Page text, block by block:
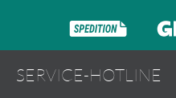
SERVICE-HOTLINE